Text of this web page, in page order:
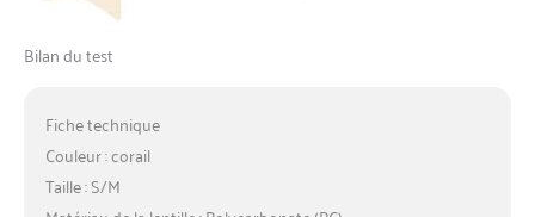
Bilan du test
Fiche technique
Couleur : corail
Taille : S/M